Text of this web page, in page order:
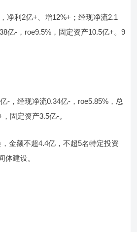
净利2亿+、增12%+；经现净流2.1
亿-，roe9.5%，固定资产10.5亿+。9
-，经现净流0.34亿-，roe5.85%，总
固定资产3.5亿-。
，金额不超4.4亿，不超5名特定投资
体建设。